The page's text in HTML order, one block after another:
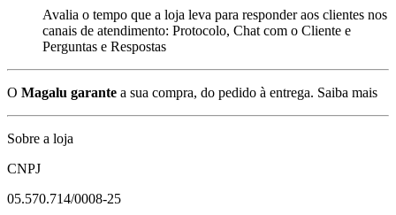
Avalia o tempo que a loja leva para responder aos clientes nos
canais de atendimento: Protocolo, Chat com o Cliente e
Perguntas e Respostas
O Magalu garante a sua compra, do pedido à entrega. Saiba mais
Sobre a loja
CNPJ
05.570.714/0008-25